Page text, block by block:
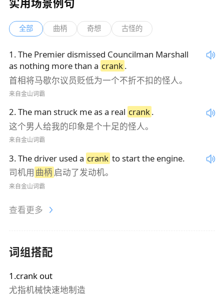
全部 曲柄 奇想 古怪的
1 .The Premier dismissed Councilman Marshall
as nothing more than a crank.
首相将马歇尔议员贬低为一个不折不扣的怪人。
来自金山词霸
2.The man struck me as a real crank.
这个男人给我的印象是个十足的怪人。
来自金山词霸
3.The driver used a crank to start the engine.
司机用 曲柄 启动了发动机。
来自金山词霸
查看更多
词组搭配
1.crank out
尤指机械快速地制造